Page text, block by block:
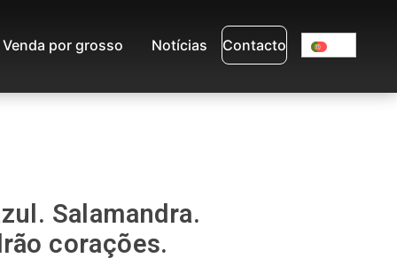
Venda por grosso Notícias Contacto
Salamandra.
corações.